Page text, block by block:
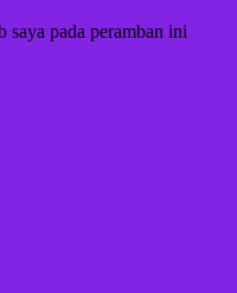
saya pada peramban ini